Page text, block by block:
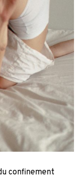
confinement